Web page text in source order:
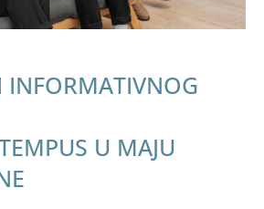
INFORMATIVNOG
U MAJU